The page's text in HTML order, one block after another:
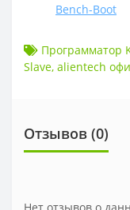
Bench-Boot
Программатор
Slave, alientech
Отзывов (0)